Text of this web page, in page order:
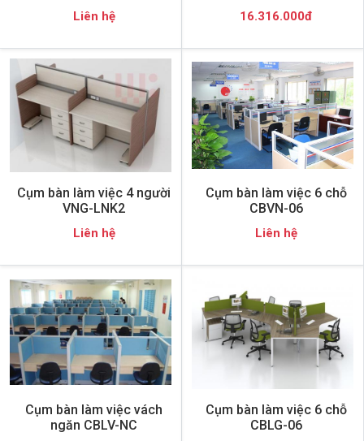
Liên hệ 16.316.000đ
Cụm bàn làm việc 4 người
VNG-LNK2
Liên hệ
Cụm bàn làm việc 6 chỗ
CBVN-06
Liên hệ
Cụm bàn làm việc vách
ngăn CBLV-NC
Cụm bàn làm việc 6 chỗ
CBLG-06